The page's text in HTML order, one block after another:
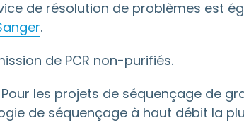
de résolution de problèmes est
.
de PCR non-purifiés.
les projets de séquençage de
de séquençage à haut débit la